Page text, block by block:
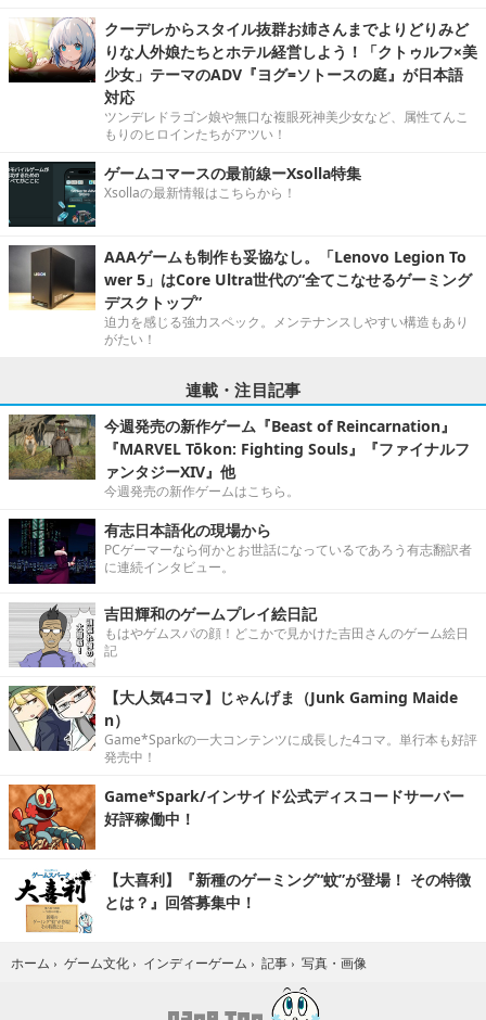
クーデレからスタイル抜群お姉さんまでよりどりみど
りな人外娘たちとホテル経営しよう！「クトゥルフ×美
少女」テーマのADV『ヨグ=ソトースの庭』が日本語
対応
ツンデレドラゴン娘や無口な複眼死神美少女など、属性てんこ
もりのヒロインたちがアツい！
ゲームコマースの最前線ーXsolla特集
Xsollaの最新情報はこちらから！
AAAゲームも制作も妥協なし。「Lenovo Legion To
wer 5」はCore Ultra世代の“全てこなせるゲーミング
デスクトップ”
迫力を感じる強力スペック。メンテナンスしやすい構造もあり
がたい！
連載・注目記事
今週発売の新作ゲーム『Beast of Reincarnation』
『MARVEL Tōkon: Fighting Souls』『ファイナルフ
ァンタジーXIV』他
今週発売の新作ゲームはこちら。
有志日本語化の現場から
PCゲーマーなら何かとお世話になっているであろう有志翻訳者
に連続インタビュー。
吉田輝和のゲームプレイ絵日記
もはやゲムスパの顔！どこかで見かけた吉田さんのゲーム絵日
記
【大人気4コマ】じゃんげま（Junk Gaming Maide
n）
Game*Sparkの一大コンテンツに成長した4コマ。単行本も好評
発売中！
Game*Spark/インサイド公式ディスコードサーバー
好評稼働中！
【大喜利】『新種のゲーミング“蚊”が登場！ その特徴
とは？』回答募集中！
ホーム › ゲーム文化 › インディーゲーム › 記事 › 写真・画像